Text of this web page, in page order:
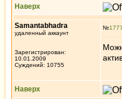
Наверх
Samantabhadra
удаленный аккаунт
Зарегистрирован:
10.01.2009
Суждений: 10755
№
Наверх